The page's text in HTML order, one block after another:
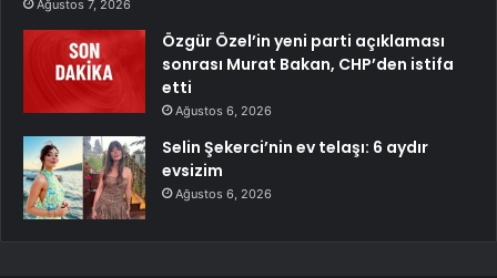
Ağustos 7, 2026
Özgür Özel’in yeni parti açıklaması
sonrası Murat Bakan, CHP’den istifa
etti
Ağustos 6, 2026
Selin Şekerci’nin ev telaşı: 6 aydır
evsizim
Ağustos 6, 2026